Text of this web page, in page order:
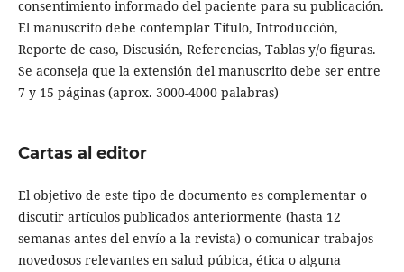
consentimiento informado del paciente para su publicación.
El manuscrito debe contemplar Título, Introducción,
Reporte de caso, Discusión, Referencias, Tablas y/o figuras.
Se aconseja que la extensión del manuscrito debe ser entre
7 y 15 páginas (aprox. 3000-4000 palabras)
Cartas al editor
El objetivo de este tipo de documento es complementar o
discutir artículos publicados anteriormente (hasta 12
semanas antes del envío a la revista) o comunicar trabajos
novedosos relevantes en salud púbica, ética o alguna